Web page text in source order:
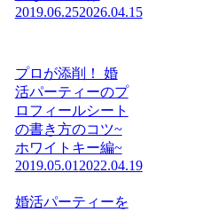
2019.06.252026.04.15
プロが添削！ 婚
活パーティーのプ
ロフィールシート
の書き方のコツ~
ホワイトキー編~
2019.05.01 2022.04.19
婚活パーティーを